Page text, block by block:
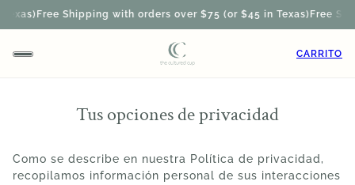
Free Shipping with orders over $75 (or $45 in Texas)Free
CARRITO
Tus opciones de privacidad
Como se describe en nuestra Política de privacidad,
recopilamos información personal de sus interacciones